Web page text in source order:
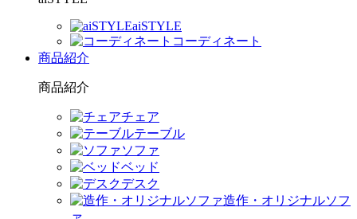
aiSTYLE
コーディネート
商品紹介
商品紹介
チェア
テーブル
ソファ
ベッド
デスク
造作・オリジナルソフ